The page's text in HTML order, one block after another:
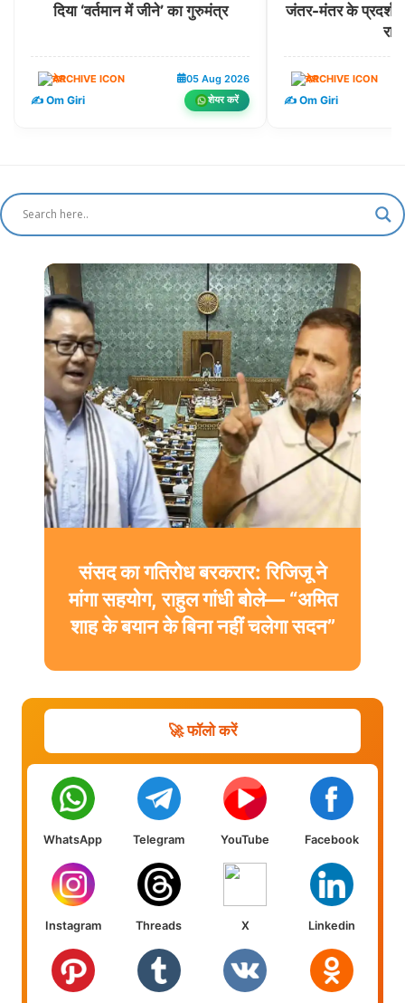
दिया ‘वर्तमान में जीने’ का गुरुमंत्र
देश 05 Aug 2026
✍️ Om Giri शेयर करें
जंतर-मंतर के
राज
देश
✍️ Om Giri
सुंदरगढ़ भूमि विवाद: बिना ग्रामसभा की
सहमति 12 गांवों की जमीन पर कब्जा,
आप सांसद संजय सिंह ने संसद में दिया
🚀 फॉलो करें
WhatsApp Telegram YouTube Facebook
Instagram Threads X Linkedin